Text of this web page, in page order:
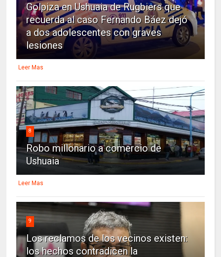
Golpiza en Ushuaia de Rugbiers que
recuerda al caso Fernando Báez dejó
a dos adolescentes con graves
lesiones
Leer Mas
8
Robo millonario a comercio de
Ushuaia
Leer Mas
9
Los reclamos de los vecinos existen:
los hechos contradicen la